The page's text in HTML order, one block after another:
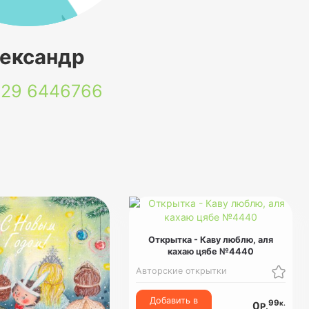
6446766
Открытка - Каву люблю, аля
кахаю цябе №4440
Авторские открытки
Добавить в
0Р.99к.